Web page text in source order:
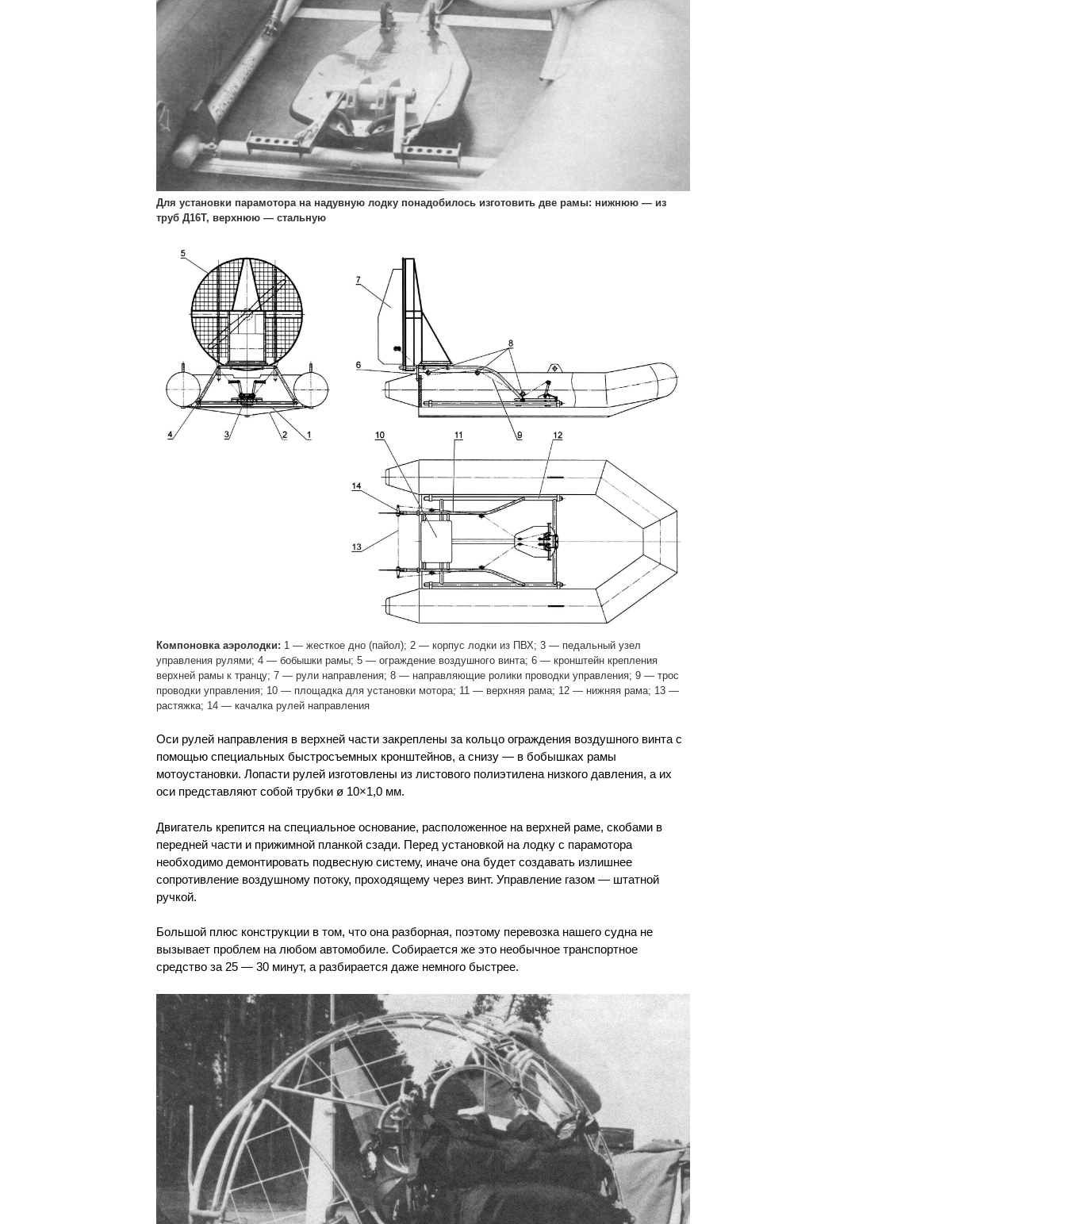
Для установки парамотора на надувную лодку понадобилось изготовить две рамы: нижнюю — из
труб Д16Т, верхнюю — стальную
Компоновка аэролодки: 1 — жесткое дно (пайол); 2 — корпус лодки из ПВХ; 3 — педальный узел
управления рулями; 4 — бобышки рамы; 5 — ограждение воздушного винта; 6 — кронштейн крепления
верхней рамы к транцу; 7 — рули направления; 8 — направляющие ролики проводки управления; 9 — трос
проводки управления; 10 — площадка для установки мотора; 11 — верхняя рама; 12 — нижняя рама; 13 —
растяжка; 14 — качалка рулей направления
Оси рулей направления в верхней части закреплены за кольцо ограждения воздушного винта с
помощью специальных быстросъемных кронштейнов, а снизу — в бобышках рамы
мотоустановки. Лопасти рулей изготовлены из листового полиэтилена низкого давления, а их
оси представляют собой трубки ø 10×1,0 мм.
Двигатель крепится на специальное основание, расположенное на верхней раме, скобами в
передней части и прижимной планкой сзади. Перед установкой на лодку с парамотора
необходимо демонтировать подвесную систему, иначе она будет создавать излишнее
сопротивление воздушному потоку, проходящему через винт. Управление газом — штатной
ручкой.
Большой плюс конструкции в том, что она разборная, поэтому перевозка нашего судна не
вызывает проблем на любом автомобиле. Собирается же это необычное транспортное
средство за 25 — 30 минут, а разбирается даже немного быстрее.